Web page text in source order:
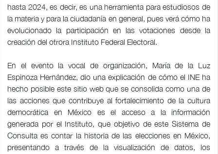
hasta 2024, es decir, es una herramienta para estudiosos de
la materia y para la ciudadanía en general, pues verá cómo ha
evolucionado la participación en las votaciones desde la
creación del otrora Instituto Federal Electoral.
En el evento la vocal de organización, María de la Luz
Espinoza Hernández, dio una explicación de cómo el INE ha
hecho posible este sitio web que se consolida como una de
las acciones que contribuye al fortalecimiento de la cultura
democrática en México es el acceso a la información
generada por el Instituto, que objetivo de este Sistema de
Consulta es contar la historia de las elecciones en México,
presentando a través de la visualización de datos, los